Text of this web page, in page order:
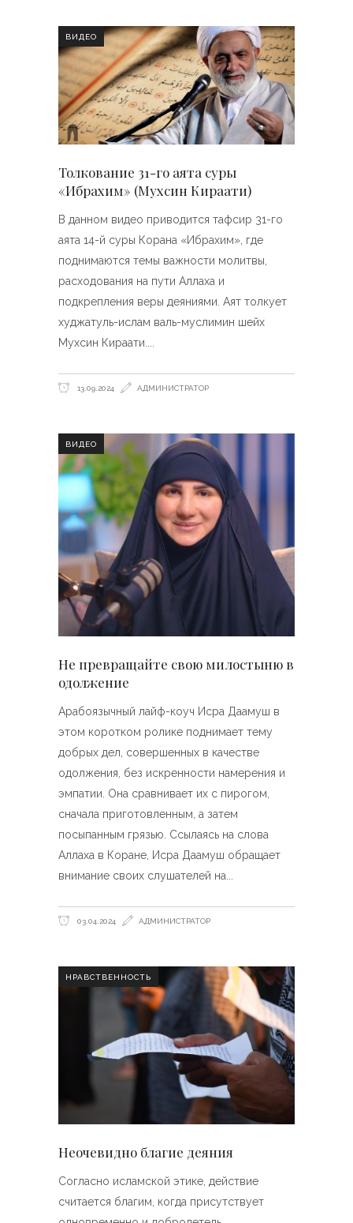
ВИДЕО
Толкование 31-го аята суры
«Ибрахим» (Мухсин Кираати)
В данном видео приводится тафсир 31-го
аята 14-й суры Корана «Ибрахим», где
поднимаются темы важности молитвы,
расходования на пути Аллаха и
подкрепления веры деяниями. Аят толкует
худжатуль-ислам валь-муслимин шейх
Мухсин Кираати.
13.09.2024 АДМИНИСТРАТОР
ВИДЕО
Не превращайте свою милостыню в
одолжение
Арабоязычный лайф-коуч Исра Даамуш в
этом коротком ролике поднимает тему
добрых дел, совершенных в качестве
одолжения, без искренности намерения и
эмпатии. Она сравнивает их с пирогом,
сначала приготовленным, а затем
посыпанным грязью. Ссылаясь на слова
Аллаха в Коране, Исра Даамуш обращает
внимание своих слушателей на
03.04.2024 АДМИНИСТРАТОР
НРАВСТВЕННОСТЬ
Неочевидно благие деяния
Согласно исламской этике, действие
считается благим, когда присутствует